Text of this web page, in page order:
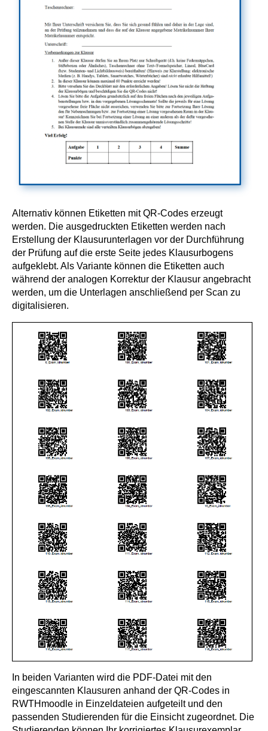
Alternativ können Etiketten mit QR-Codes erzeugt
werden. Die ausgedruckten Etiketten werden nach
Erstellung der Klausurunterlagen vor der Durchführung
der Prüfung auf die erste Seite jedes Klausurbogens
aufgeklebt. Als Variante können die Etiketten auch
während der analogen Korrektur der Klausur angebracht
werden, um die Unterlagen anschließend per Scan zu
digitalisieren.
In beiden Varianten wird die PDF-Datei mit den
eingescannten Klausuren anhand der QR-Codes in
RWTHmoodle in Einzeldateien aufgeteilt und den
passenden Studierenden für die Einsicht zugeordnet. Die